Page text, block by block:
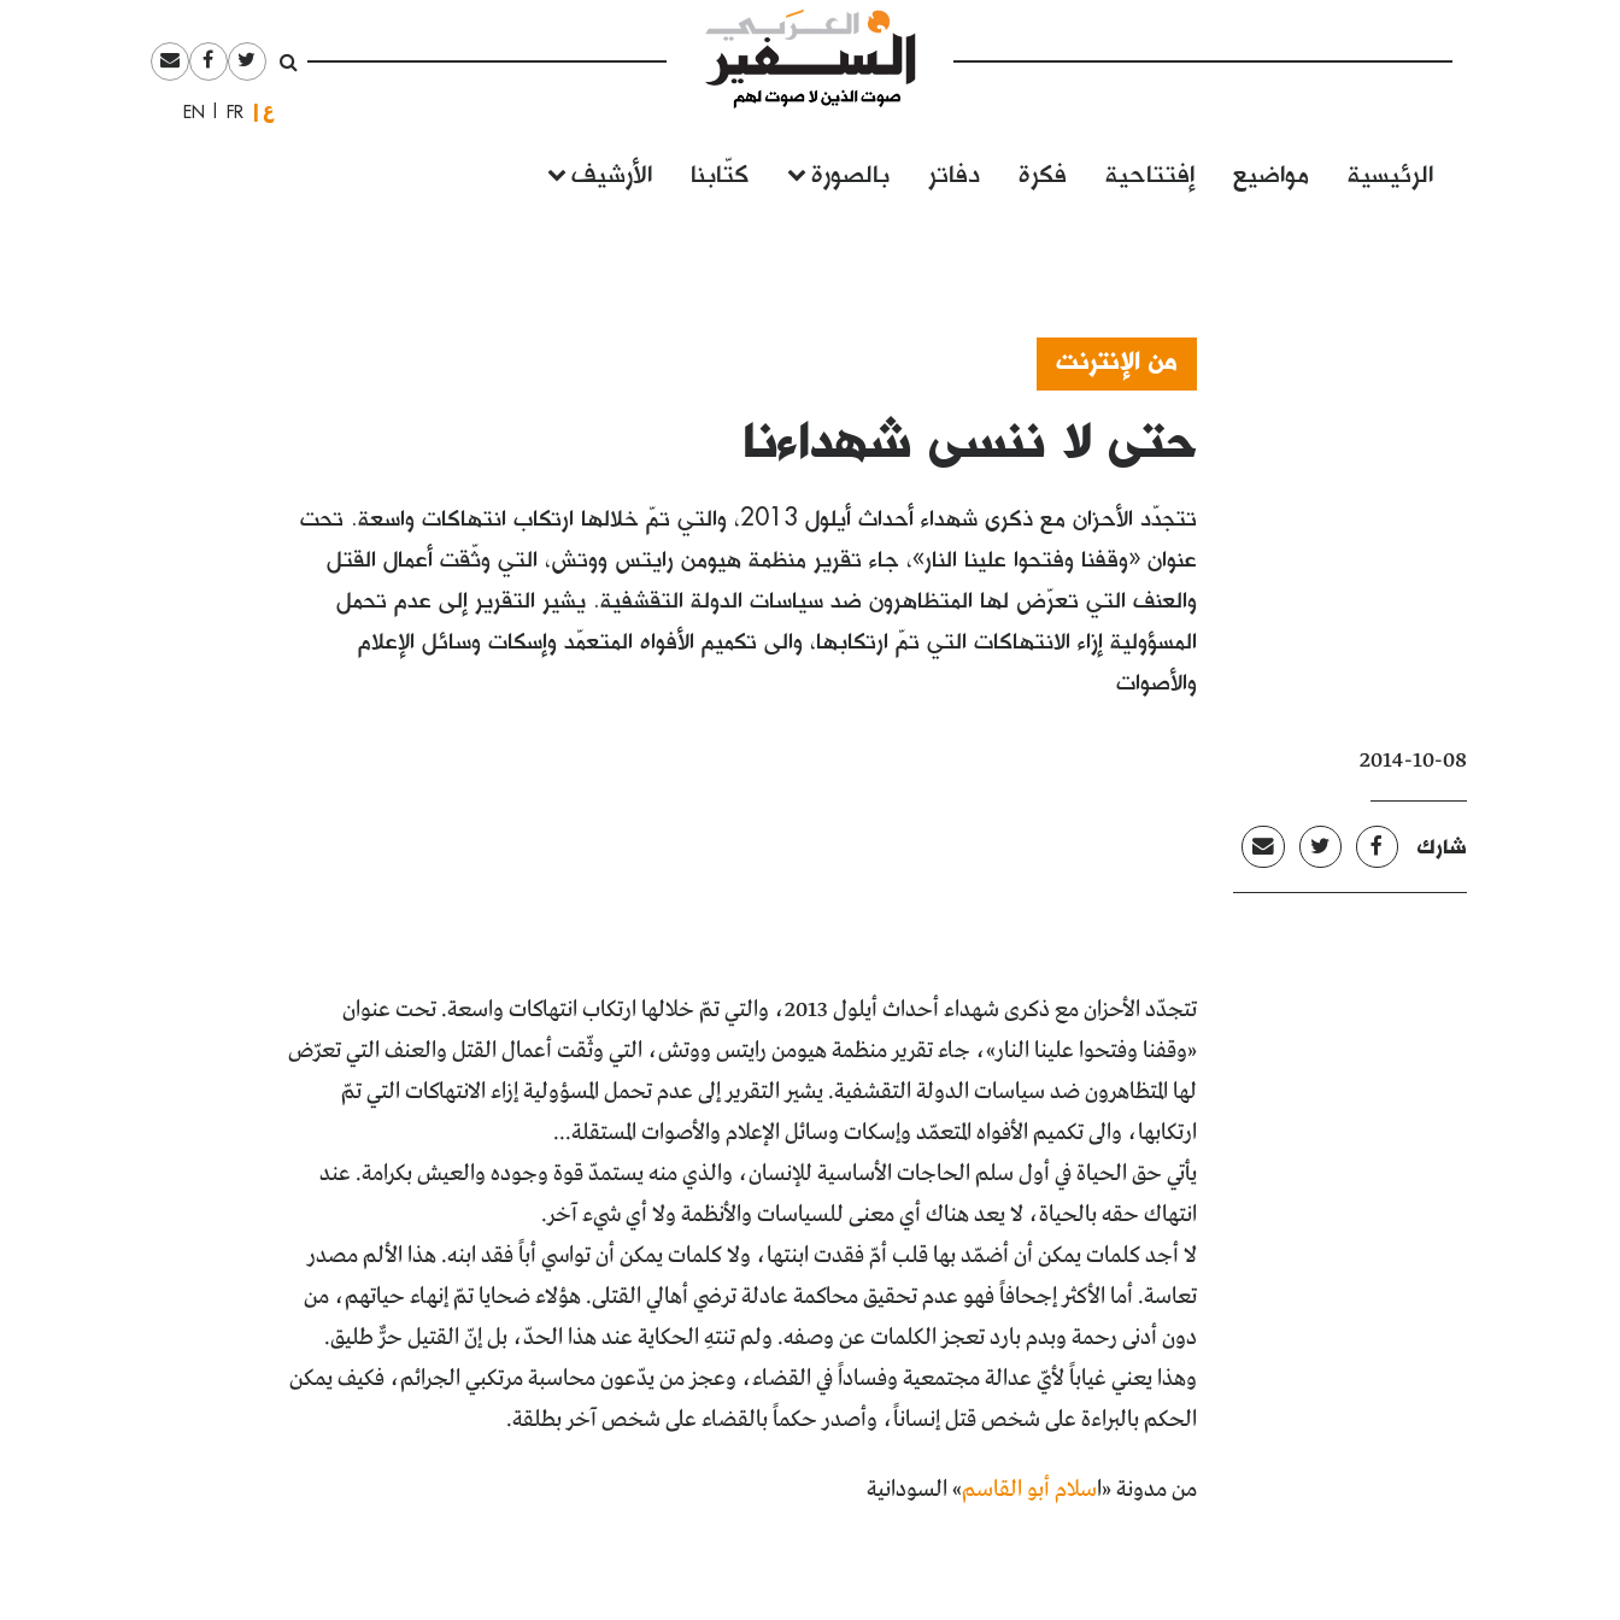
العربيةFrançais
English
الرئيسية مواضيع إفتتاحية فكرة دفاتر بالصورة كتّابنا الأرشيف
من الإنترنت
حتى لا ننسى شهداءنا
تتجدّد الأحزان مع ذكرى شهداء أحداث أيلول 2013، والتي تمّ خلالها ارتكاب انتهاكات واسعة. تحت
عنوان «وقفنا وفتحوا علينا النار»، جاء تقرير منظمة هيومن رايتس ووتش، التي وثّقت أعمال القتل
والعنف التي تعرّض لها المتظاهرون ضد سياسات الدولة التقشفية. يشير التقرير إلى عدم تحمل
المسؤولية إزاء الانتهاكات التي تمّ ارتكابها، والى تكميم الأفواه المتعمّد وإسكات وسائل الإعلام
والأصوات
2014-10-08
شارك
تتجدّد الأحزان مع ذكرى شهداء أحداث أيلول 2013، والتي تمّ خلالها ارتكاب انتهاكات واسعة. تحت عنوان
«وقفنا وفتحوا علينا النار»، جاء تقرير منظمة هيومن رايتس ووتش، التي وثّقت أعمال القتل والعنف التي تعرّض
لها المتظاهرون ضد سياسات الدولة التقشفية. يشير التقرير إلى عدم تحمل المسؤولية إزاء الانتهاكات التي تمّ
ارتكابها، والى تكميم الأفواه المتعمّد وإسكات وسائل الإعلام والأصوات المستقلة...
يأتي حق الحياة في أول سلم الحاجات الأساسية للإنسان، والذي منه يستمدّ قوة وجوده والعيش بكرامة. عند
انتهاك حقه بالحياة، لا يعد هناك أي معنى للسياسات والأنظمة ولا أي شيء آخر.
لا أجد كلمات يمكن أن أضمّد بها قلب أمّ فقدت ابنتها، ولا كلمات يمكن أن تواسي أباً فقد ابنه. هذا الألم مصدر
تعاسة. أما الأكثر إجحافاً فهو عدم تحقيق محاكمة عادلة ترضي أهالي القتلى. هؤلاء ضحايا تمّ إنهاء حياتهم، من
دون أدنى رحمة وبدم بارد تعجز الكلمات عن وصفه. ولم تنتهِ الحكاية عند هذا الحدّ، بل إنّ القتيل حرٌّ طليق.
وهذا يعني غياباً لأيّ عدالة مجتمعية وفساداً في القضاء، وعجز من يدّعون محاسبة مرتكبي الجرائم، فكيف يمكن
الحكم بالبراءة على شخص قتل إنساناً، وأصدر حكماً بالقضاء على شخص آخر بطلقة.
من مدونة «اسلام أبو القاسم» السودانية